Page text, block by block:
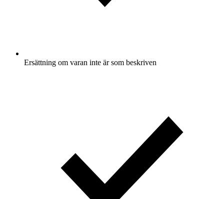
Ersättning om varan inte är som beskriven